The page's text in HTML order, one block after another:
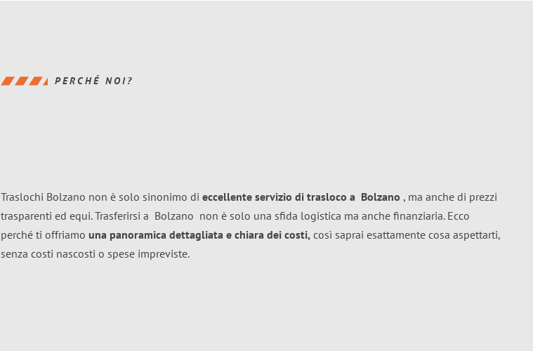
PERCHÉ NOI?
Traslochi Bolzano non è solo sinonimo di eccellente servizio di trasloco a Bolzano , ma anche di prezzi
trasparenti ed equi. Trasferirsi a Bolzano non è solo una sfida logistica ma anche finanziaria. Ecco
perché ti offriamo una panoramica dettagliata e chiara dei costi, così saprai esattamente cosa aspettarti,
senza costi nascosti o spese impreviste.